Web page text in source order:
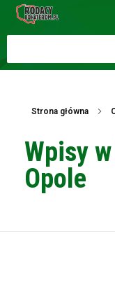
Strona główna
Wpisy
Opole